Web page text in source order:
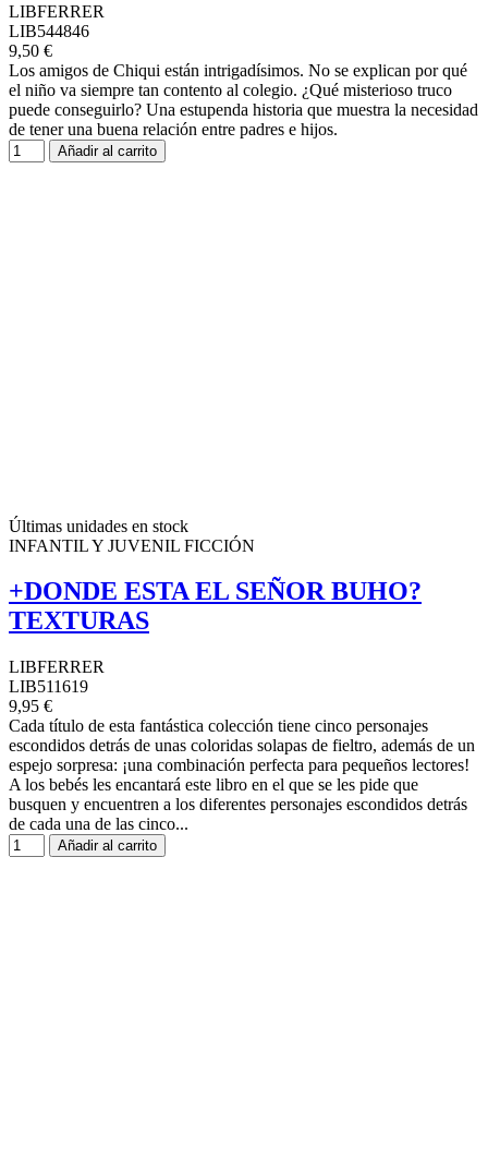
LIBFERRER
LIB544846
9,50 €
Los amigos de Chiqui están intrigadísimos. No se explican por qué
el niño va siempre tan contento al colegio. ¿Qué misterioso truco
puede conseguirlo? Una estupenda historia que muestra la necesidad
de tener una buena relación entre padres e hijos.
Añadir al carrito
Últimas unidades en stock
INFANTIL Y JUVENIL FICCIÓN
+DONDE ESTA EL SEÑOR BUHO?
TEXTURAS
LIBFERRER
LIB511619
9,95 €
Cada título de esta fantástica colección tiene cinco personajes
escondidos detrás de unas coloridas solapas de fieltro, además de un
espejo sorpresa: ¡una combinación perfecta para pequeños lectores!
A los bebés les encantará este libro en el que se les pide que
busquen y encuentren a los diferentes personajes escondidos detrás
de cada una de las cinco...
Añadir al carrito